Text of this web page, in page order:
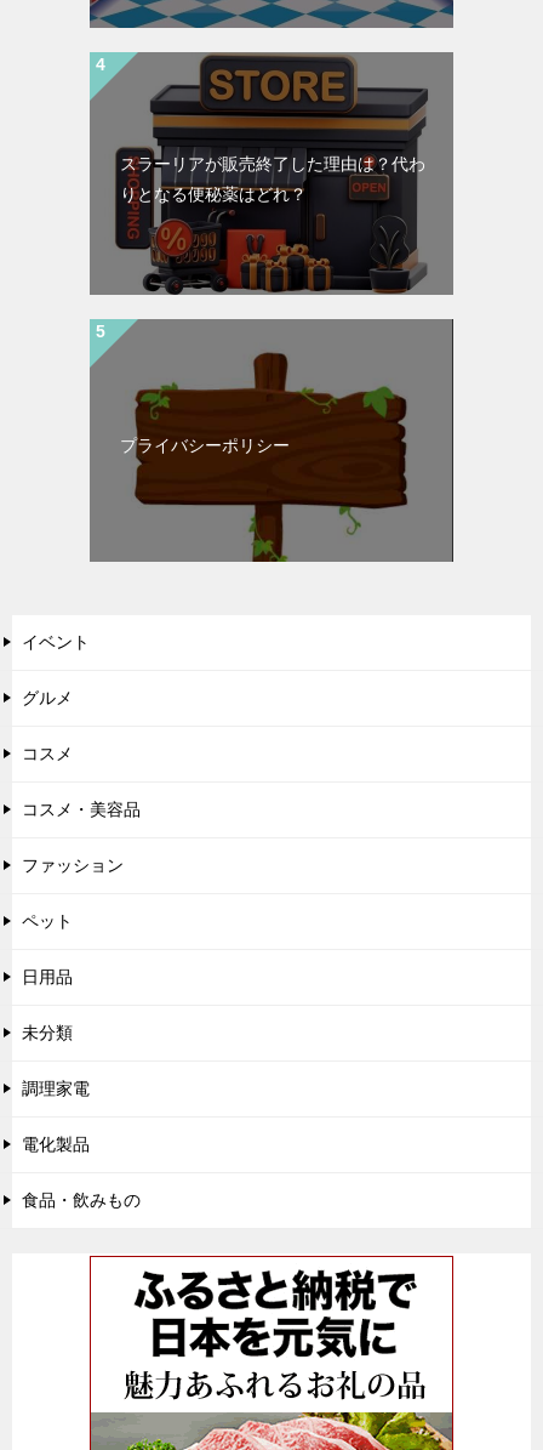
スラーリアが販売終了した理由は？代わ
りとなる便秘薬はどれ？
プライバシーポリシー
イベント
グルメ
コスメ
コスメ・美容品
ファッション
ペット
日用品
未分類
調理家電
電化製品
食品・飲みもの